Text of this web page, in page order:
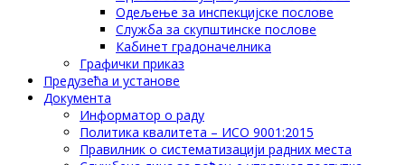
Одељење за инспекцијске послове
Служба за скупштинске послове
Кабинет градоначелника
Графички приказ
Предузећа и установе
Документа
Информатор о раду
Политика квалитета – ИСО 9001:2015
Правилник о систематизацији радних места